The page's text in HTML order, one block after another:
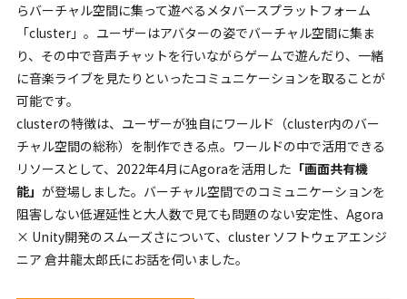
らバーチャル空間に集って遊べるメタバースプラットフォーム
「cluster」。ユーザーはアバターの姿でバーチャル空間に集ま
り、その中で音声チャットを行いながらゲームで遊んだり、一緒
に音楽ライブを見たりといったコミュニケーションを取ることが
可能です。
clusterの特徴は、ユーザーが独自にワールド（cluster内のバー
チャル空間の総称）を制作できる点。ワールドの中で活用できる
リソースとして、2022年4月にAgoraを活用した 「画面共有機
能」 が登場しました。バーチャル空間でのコミュニケーションを
阻害しない低遅延性と大人数で見ても問題のない安定性、Agora
× Unity開発のスムーズさについて、cluster ソフトウェアエンジ
ニア 倉井龍太郎氏にお話を伺いました。